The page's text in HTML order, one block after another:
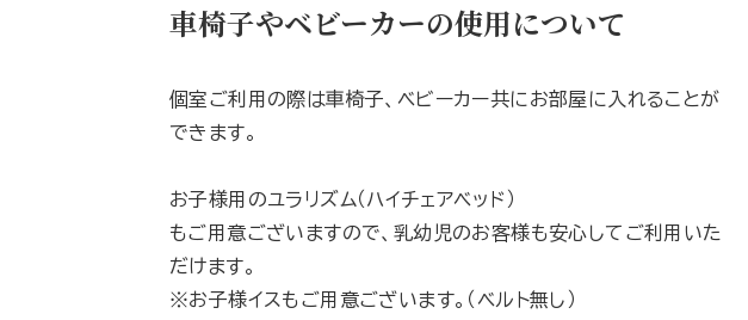
車椅子やベビーカーの使用について
個室ご利用の際は車椅子、ベビーカー共にお部屋に入れることが
できます。
お子様用のユラリズム（ハイチェアベッド）
もご用意ございますので、乳幼児のお客様も安心してご利用いた
だけます。
※お子様イスもご用意ございます。（ベルト無し）